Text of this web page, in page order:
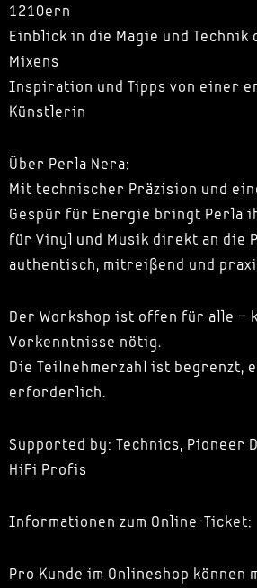
1210ern
Einblick in die Magie und Technik
Mixens
Inspiration und Tipps von einer
Künstlerin
Über Perla Nera:
Mit technischer Präzision und
Gespür für Energie bringt Perla
für Vinyl und Musik direkt an die
authentisch, mitreißend und
Der Workshop ist offen für alle –
Vorkenntnisse nötig.
Die Teilnehmerzahl ist begrenzt,
erforderlich.
Supported by: Technics, Pioneer
HiFi Profis
Informationen zum Online-Ticket:
Pro Kunde im Onlineshop können